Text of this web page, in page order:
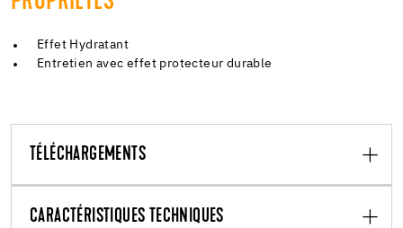
Effet Hydratant
Entretien avec effet protecteur durable
TÉLÉCHARGEMENTS
CARACTÉRISTIQUES TECHNIQUES